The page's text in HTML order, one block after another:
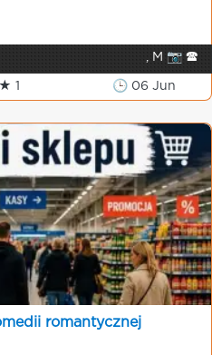
, M 📷 🕿
★ 1 🕒 06 Jun
romantycznej